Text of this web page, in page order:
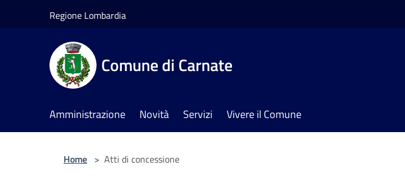
Regione Lombardia
Comune di Carnate
Amministrazione Novità Servizi Vivere il Comune
Home > Atti di concessione